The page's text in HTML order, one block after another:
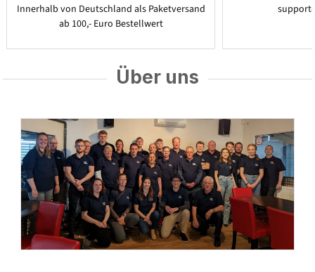
Innerhalb von Deutschland als Paketversand
ab 100,- Euro Bestellwert
Über uns